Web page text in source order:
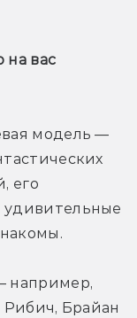
вас
модель —
его
удивительные
например,
Брайан